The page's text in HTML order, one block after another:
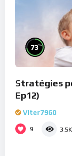
73%
Stratégies
Ep12)
Viter7960
9 3.5K